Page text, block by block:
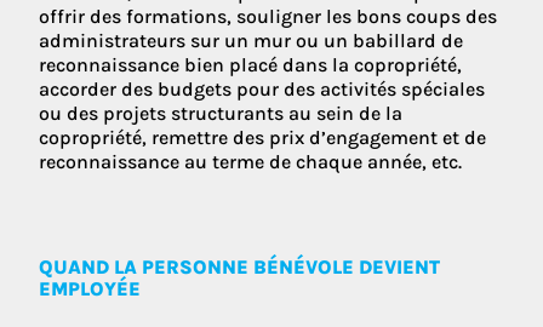
offrir des formations, souligner les bons coups des
administrateurs sur un mur ou un babillard de
reconnaissance bien placé dans la copropriété,
accorder des budgets pour des activités spéciales
ou des projets structurants au sein de la
copropriété, remettre des prix d’engagement et de
reconnaissance au terme de chaque année, etc.
QUAND LA PERSONNE BÉNÉVOLE DEVIENT
EMPLOYÉE